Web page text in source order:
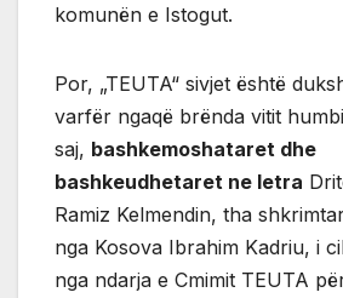
komunën e Istogut.
Por, „TEUTA“ sivjet është
varfër ngaqë brënda vitit
saj, bashkemoshataret dhe
bashkeudhetaret ne letra
Ramiz Kelmendin, tha
nga Kosova Ibrahim Kadriu, i
nga ndarja e Cmimit TEUTA